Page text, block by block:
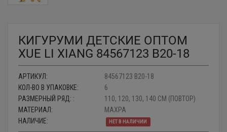
КИГУРУМИ ДЕТСКИЕ ОПТОМ
XUE LI XIANG 84567123 B20-18
АРТИКУЛ:
84567123 B20-18
КОЛ-ВО В УПАКОВКЕ:
6
РАЗМЕРНЫЙ РЯД: :
110, 120, 130, 140 СМ (ПОВТОР)
МАТЕРИАЛ:
МАХРА
НАЛИЧИЕ:
НЕТ В НАЛИЧИИ